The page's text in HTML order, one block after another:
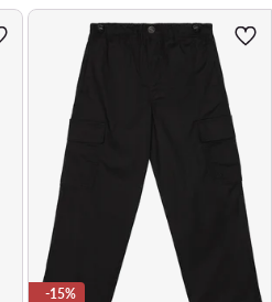
-15%